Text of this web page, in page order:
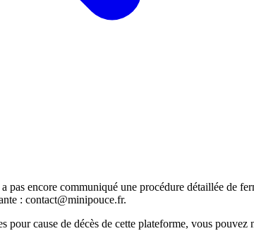
encore communiqué une procédure détaillée de
: contact@minipouce.fr.
pour cause de décès de cette plateforme, vous